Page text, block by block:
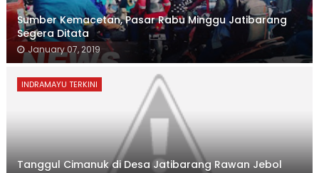
Sumber Kemacetan, Pasar Rabu Minggu Jatibarang
Segera Ditata
January 07, 2019
INDRAMAYU TERKINI
Tanggul Cimanuk di Desa Jatibarang Rawan Jebol